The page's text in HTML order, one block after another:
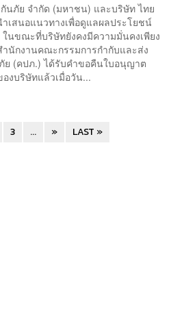
นภัย จำกัด (มหาชน) และบริษัท ไทย
เสนอแนวทางเพื่อดูแลผลประโยชน์
นขณะที่บริษัทยังคงมีความมั่นคงเพียง
นักงานคณะกรรมการกำกับและส่ง
ย (คปภ.) ได้รับคำขอคืนใบอนุญาต
งบริษัทแล้วเมื่อวัน...
3 ... » LAST »